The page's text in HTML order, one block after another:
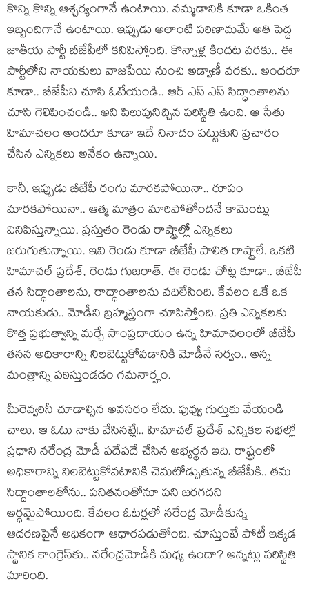
కొన్ని కొన్ని ఆశ్చ‌ర్యంగానే ఉంటాయి. న‌మ్మ‌డానికి కూడా ఒకింత
ఇబ్బందిగానే ఉంటాయి. ఇప్పుడు అలాంటి ప‌రిణామ‌మే అతి పెద్ద
జాతీయ పార్టీ బీజేపీలో క‌నిపిస్తోంది. కొన్నాళ్ల కింద‌ట వ‌ర‌కు.. ఈ
పార్టీలోని నాయ‌కులు వాజ‌పేయి నుంచి అడ్వాణీ వ‌ర‌కు.. అంద‌రూ
కూడా.. బీజేపీని చూసి ఓటేయండి.. ఆర్ ఎస్ ఎస్ సిద్ధాంతాల‌ను
చూసి గెలిపించండి.. అని పిలుపునిచ్చిన ప‌రిస్థితి ఉంది. ఆ సేతు
హిమాచ‌లం అంద‌రూ కూడా ఇదే నినాదం ప‌ట్టుకుని ప్ర‌చారం
చేసిన ఎన్నిక‌లు అనేకం ఉన్నాయి.
కానీ, ఇప్పుడు బీజేపీ రంగు మార‌క‌పోయినా.. రూపం
మార‌క‌పోయినా.. ఆత్మ మాత్రం మారిపోతోంద‌నే కామెంట్లు
వినిపిస్తున్నాయి. ప్ర‌స్తుతం రెండు రాష్ట్రాల్లో ఎన్నిక‌లు
జ‌రుగుతున్నాయి. ఇవి రెండు కూడా బీజేపీ పాలిత రాష్ట్రాలే. ఒక‌టి
హిమాచ‌ల్ ప్ర‌దేశ్‌, రెండు గుజ‌రాత్‌. ఈ రెండు చోట్ల కూడా.. బీజేపీ
త‌న సిద్ధాంతాల‌ను, రాద్ధాంతాల‌ను వ‌దిలేసింది. కేవ‌లం ఒకే ఒక
నాయ‌కుడు.. మోడీని బ్రహ్మస్త్రంగా చూపిస్తోంది. ప్రతి ఎన్నికలకు
కొత్త ప్రభుత్వాన్ని మర్చే సాంప్రదాయం ఉన్న హిమాచ‌లంలో బీజేపీ
తన‌న‌ అధికారాన్ని నిలబెట్టుకోవడానికి మోడీనే స‌ర్వం.. అన్న
మంత్రాన్ని ప‌ఠిస్తుండ‌డం గ‌మ‌నార్హం.
మీరెవ్వరినీ చూడాల్సిన అవసరం లేదు. పువ్వు గుర్తుకు వేయండి
చాలు. ఆ ఓటు నాకు వేసినట్లే!.. హిమాచల్‌ ప్రదేశ్‌ ఎన్నికల సభల్లో
ప్రధాని నరేంద్ర మోడీ పదేపదే చేసిన అభ్యర్థన ఇది. రాష్ట్రంలో
అధికారాన్ని నిలబెట్టుకోవటానికి చెమటోడ్చుతున్న బీజేపీకి.. త‌మ
సిద్ధాంతాల‌తోను.. ప‌నిత‌నంతోనూ ప‌ని జ‌ర‌గ‌ద‌ని
అర్ధ‌మైపోయింది. కేవలం ఓటర్లలో నరేంద్ర మోడీకున్న
ఆదరణపైనే అధికంగా ఆధారపడుతోంది. చూస్తుంటే పోటీ ఇక్కడ
స్థానిక కాంగ్రెస్‌కు.. నరేంద్రమోడీకి మ‌ధ్య ఉందా? అన్నట్లు ప‌రిస్థితి
మారింది.